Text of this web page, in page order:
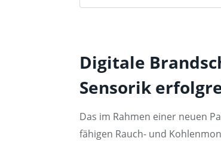
Digitale
Sensorik
Das im Rahmen einer neuen
fähigen Rauch- und